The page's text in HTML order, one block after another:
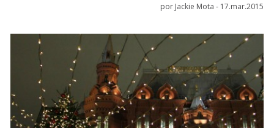
por Jackie Mota - 17.mar.2015